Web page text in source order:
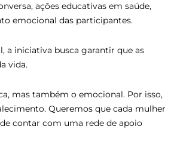
ações educativas em saúde,
emocional das participantes.
a iniciativa busca garantir que as
vida.
mas também o emocional. Por isso,
Queremos que cada mulher
contar com uma rede de apoio